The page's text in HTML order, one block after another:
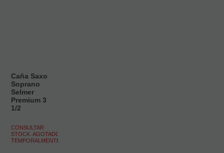
Caña Saxo
Soprano
Selmer
Premium 3
1/2
CONSULTAR
STOCK. AGOTADO
TEMPORALMENTE.